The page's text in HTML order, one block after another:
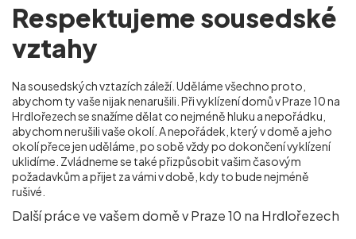
Respektujeme sousedské
vztahy
Na sousedských vztazích záleží. Uděláme všechno proto,
abychom ty vaše nijak nenarušili. Při vyklízení domů v Praze 10 na
Hrdlořezech se snažíme dělat co nejméně hluku a nepořádku,
abychom nerušili vaše okolí. A nepořádek, který v domě a jeho
okolí přece jen uděláme, po sobě vždy po dokončení vyklízení
uklidíme. Zvládneme se také přizpůsobit vašim časovým
požadavkům a přijet za vámi v době, kdy to bude nejméně
rušivé.
Další práce ve vašem domě v Praze 10 na Hrdlořezech